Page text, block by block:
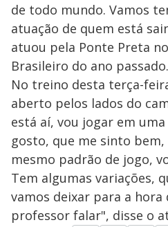
de todo mundo. Vamos
atuação de quem está
atuou pela Ponte Preta
Brasileiro do ano passado.
No treino desta terça-
aberto pelos lados do
está aí, vou jogar em
gosto, que me sinto
mesmo padrão de jogo,
Tem algumas variações,
vamos deixar para a
professor falar", disse o